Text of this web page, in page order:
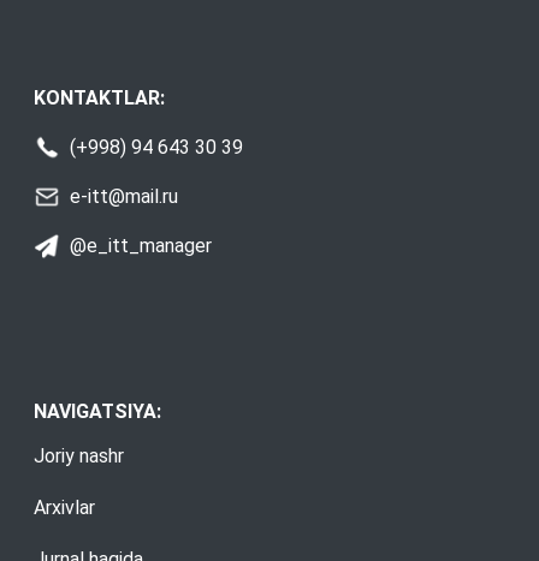
KONTAKTLAR:
(+998) 94 643 30 39
e-itt@mail.ru
@e_itt_manager
NAVIGATSIYA:
Joriy nashr
Arxivlar